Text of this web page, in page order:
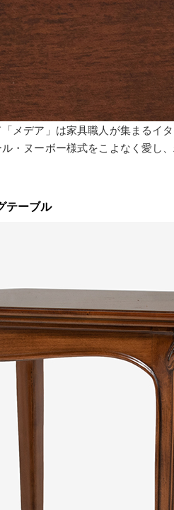
メデア」は家具職人が集まるイ
・ヌーボー様式をこよなく愛し
テーブル